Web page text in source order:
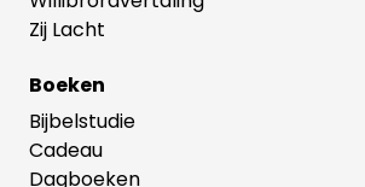
Zij Lacht
Boeken
Bijbelstudie
Cadeau
Dagboeken